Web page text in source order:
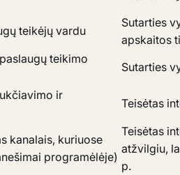
teikėjų vardu
Sutarties
apskaitos
teikimo
Sutarties
ir
Teisėtas
kanalais, kuriuose
programėlėje)
Teisėtas
atžvilgiu,
p.